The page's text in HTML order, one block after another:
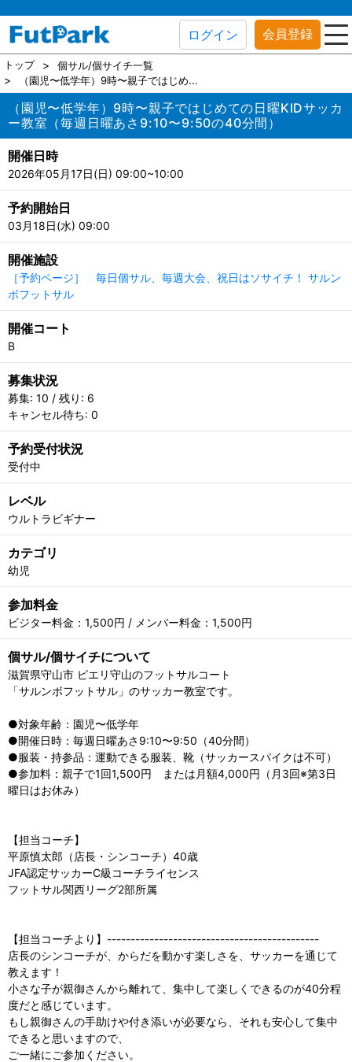
ログイン 会員登録
トップ
個サル/個サイチ一覧
（園児〜低学年）9時〜親子ではじめ...
（園児〜低学年）9時〜親子ではじめての日曜KIDサッカ
ー教室（毎週日曜あさ9:10〜9:50の40分間）
開催日時
2026年05月17日(日) 09:00~10:00
予約開始日
03月18日(水) 09:00
開催施設
［予約ページ］ 毎日個サル、毎週大会、祝日はソサイチ！ サルン
ボフットサル
開催コート
B
募集状況
募集: 10 / 残り: 6
キャンセル待ち: 0
予約受付状況
受付中
レベル
ウルトラビギナー
カテゴリ
幼児
参加料金
ビジター料金：1,500円 / メンバー料金：1,500円
個サル/個サイチについて
滋賀県守山市 ピエリ守山のフットサルコート
「サルンボフットサル」のサッカー教室です。
●対象年齢：園児〜低学年
●開催日時：毎週日曜あさ9:10〜9:50（40分間）
●服装・持参品：運動できる服装、靴（サッカースパイクは不可）
●参加料：親子で1回1,500円 または月額4,000円（月3回※第3日
曜日はお休み）
【担当コーチ】
平原慎太郎（店長・シンコーチ）40歳
JFA認定サッカーC級コーチライセンス
フットサル関西リーグ2部所属
【担当コーチより】---------------------------------------------
店長のシンコーチが、からだを動かす楽しさを、サッカーを通じて
教えます！
小さな子が親御さんから離れて、集中して楽しくできるのが40分程
度だと感じています。
もし親御さんの手助けや付き添いが必要なら、それも安心して集中
できると思いますので、
ご一緒にご参加ください。